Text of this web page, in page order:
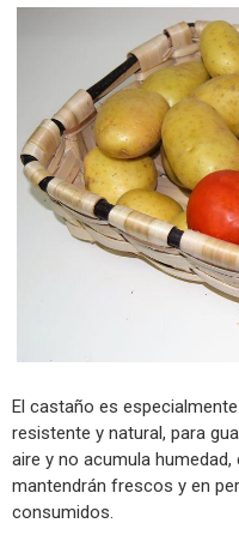
El castaño es
resistente y natural, para
aire y no acumula
mantendrán frescos y en
consumidos.